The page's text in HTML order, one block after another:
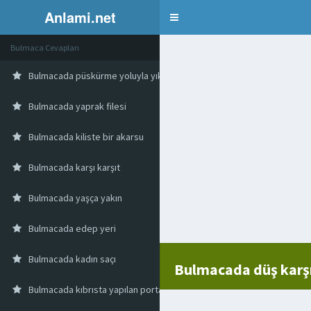
Anlami.net Bulmaca
Bulmacada düş
Bulmaca Cevapları
Bulmacada püskürme yoluyla yıkama
Bulmacada yaprak filesi
Bulmacada kiliste bir akarsu
Bulmacada karşı karşıt
Bulmacada yaşça yakın
Bulmacada edep yeri
Bulmacada kadın saçı
Bulmacada kıbrısta yapılan portakal likörü